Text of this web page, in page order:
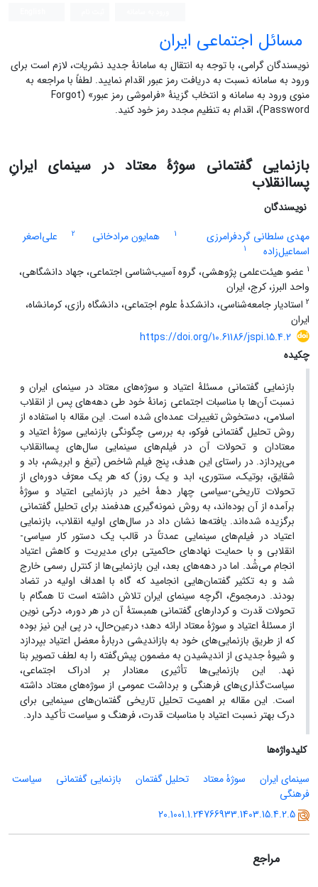
مسائل اجتماعی ایران
نویسندگان گرامی، با توجه به انتقال به سامانۀ جدید نشریات، لازم است برای
ورود به سامانه نسبت به دریافت رمز عبور اقدام نمایید. لطفاً با مراجعه به
منوی ورود به سامانه و انتخاب گزینۀ «فراموشی رمز عبور» (Forgot
Password)، اقدام به تنظیم مجدد رمز خود کنید.
بازنمایی گفتمانی سوژۀ معتاد در سینمای ایرانِ
پساانقلاب
نویسندگان
مهدی سلطانی گردفرامرزی
1 همایون مرادخانی 2
علی‌اصغر
اسماعیل‌زاده
1
1 عضو هیئت‌علمی پژوهشی، گروه آسیب‌شناسی اجتماعی، جهاد دانشگاهی،
واحد البرز، کرج، ایران
2 استادیار جامعه‌شناسی، دانشکدۀ علوم اجتماعی، دانشگاه رازی، کرمانشاه،
ایران
https://doi.org/10.61186/jspi.15.4.2
چکیده
بازنمایی گفتمانی مسئلۀ اعتیاد و سوژه‌های معتاد در سینمای ایرانو
نسبت آن‌ها با مناسبات اجتماعی زمانۀ خود طی دهه‌های پس از انقلاب
اسلامی، دستخوش تغییرات عمده‌ای شده است. این مقاله با استفاده از
روش تحلیل گفتمانی فوکو، به بررسی چگونگی بازنمایی سوژۀ اعتیاد و
معتادان و تحولات آن در فیلم‌های سینمایی سال‌های پساانقلاب
می‌پردازد. در راستای این هدف، پنج فیلم شاخص (تیغ و ابریشم، باد و
شقایق، بوتیک، سنتوری، ابد و یک روز) که هر یک معرّف دوره‌ای از
تحولات تاریخی-سیاسی چهار دهۀ اخیر در بازنمایی اعتیاد و سوژۀ
برآمده از آن بوده‌اند، به روش نمونه‌گیری هدفمند برای تحلیل گفتمانی
برگزیده شده‌اند. یافته‌ها نشان داد در سال‌های اولیه انقلاب، بازنمایی
اعتیاد در فیلم‌های سینمایی عمدتاً در قالب یک دستور کار سیاسی-
انقلابی و با حمایت نهادهای حاکمیتی برای مدیریت و کاهش اعتیاد
انجام می‌شُد. اما در دهه‌های بعد، این بازنمایی‌ها از کنترل رسمی خارج
شد و به تکثیر گفتمان‌هایی انجامید که گاه با اهداف اولیه در تضاد
بودند. درمجموع، اگرچه سینمای ایران تلاش داشته است تا همگام با
تحولات قدرت و کردارهای گفتمانی همبستۀ آن در هر دوره، درکی نوین
از مسئلۀ اعتیاد و سوژۀ معتاد ارائه دهد؛ درعین‌حال، در پی این نیز بوده
که از طریق بازنمایی‌های خود به بازاندیشی دربارۀ معضل اعتیاد بپردازد
و شیوۀ جدیدی از اندیشیدن به مضمون پیش‌گفته را به لطف تصویر بنا
نهد. این بازنمایی‌ها تأثیری معنادار بر ادراک اجتماعی،
سیاست‌گذاری‌های فرهنگی و برداشت عمومی از سوژه‌های معتاد داشته
است. این مقاله بر اهمیت تحلیل تاریخی گفتمان‌های سینمایی برای
درک بهتر نسبت اعتیاد با مناسبات قدرت، فرهنگ و سیاست تأکید دارد.
کلیدواژه‌ها
سینمای ایران
سوژۀ معتاد تحلیل گفتمان بازنمایی گفتمانی
سیاست
فرهنگی
20.1001.1.24766933.1403.15.4.2.5
مراجع